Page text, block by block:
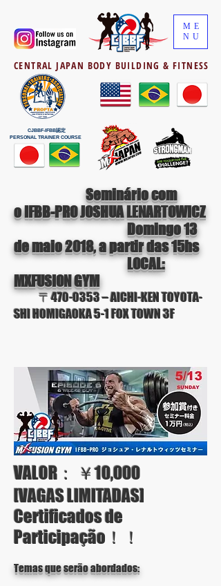
CENTRAL JAPAN BODY BUILDING & FITNESS
CJBBF-IFBB認定
PERSONAL TRAINER COURSE
ME
NU
Seminário com
o IFBB-PRO JOSHUA LENARTOWICZ
Domingo 13
de maio 2018, a partir das 15hs
LOCAL:
MXFUSION GYM
〒470-0353 – AICHI-KEN TOYOTA-
SHI HOMIGAOKA 5-1 FOX TOWN 3F
VALOR： ￥10,000
[VAGAS LIMITADAS]
Certificados de
Participação！！
Temas que serão abordados: